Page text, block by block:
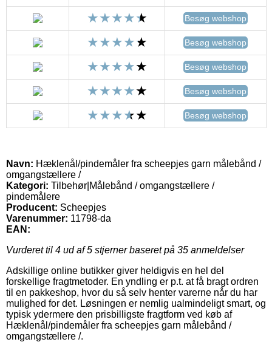
Besøg webshop
Besøg webshop
Besøg webshop
Besøg webshop
Besøg webshop
Navn: Hæklenål/pindemåler fra scheepjes garn målebånd /
omgangstællere /
Kategori: Tilbehør|Målebånd / omgangstællere /
pindemålere
Producent: Scheepjes
Varenummer: 11798-da
EAN:
Vurderet til 4 ud af 5 stjerner baseret på 35 anmeldelser
Adskillige online butikker giver heldigvis en hel del
forskellige fragtmetoder. En yndling er p.t. at få bragt ordren
til en pakkeshop, hvor du så selv henter varerne når du har
mulighed for det. Løsningen er nemlig ualmindeligt smart, og
typisk ydermere den prisbilligste fragtform ved køb af
Hæklenål/pindemåler fra scheepjes garn målebånd /
omgangstællere /.